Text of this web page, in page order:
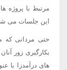
مرتبط با پروژه
این جلسات می
حتی مردانی که
بکارگیری زور
های درآمدزا با